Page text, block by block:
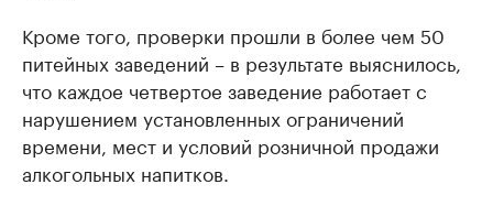
Кроме того, проверки прошли в более чем 50
питейных заведений – в результате выяснилось,
что каждое четвертое заведение работает с
нарушением установленных ограничений
времени, мест и условий розничной продажи
алкогольных напитков.